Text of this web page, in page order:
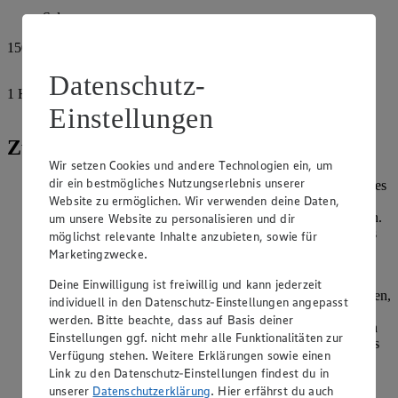
Salz
150
1 Handvoll
Basilikum
Zubereitung
Pastinaken und Knoblauch sehr klein würfeln. Die Hälfte des
Olivenöls in einer großen Pfanne auf mittlerer Hitze
erwärmen. Knoblauch und Pastinaken eine Minute anbraten.
Risotto-Reis zugeben und eine weitere Minute anbraten, bis
das Risotto glasig wird. Mit der Hälfte der Hühnerbrühe
ablöschen.
Das Risotto leise köchelnd binnen ca. 20 Minuten gar kochen,
dabei immer wieder umrühren und nach und nach die
restliche Hühnerbrühe zugeben. In den letzten fünf Minuten
den Rotwein zugeben. Wenn das Risotto im Kern noch Biss
hat und außen weich ist, Parmesan unterheben.
Währenddessen Kräuterseitlinge in Scheiben schneiden.
Datenschutz-
Einstellungen
Wir setzen Cookies und andere Technologien ein, um
dir ein bestmögliches Nutzungserlebnis unserer
Website zu ermöglichen. Wir verwenden deine Daten,
um unsere Website zu personalisieren und dir
möglichst relevante Inhalte anzubieten, sowie für
Marketingzwecke.
Deine Einwilligung ist freiwillig und kann jederzeit
individuell in den Datenschutz-Einstellungen angepasst
werden. Bitte beachte, dass auf Basis deiner
Einstellungen ggf. nicht mehr alle Funktionalitäten zur
Verfügung stehen. Weitere Erklärungen sowie einen
Link zu den Datenschutz-Einstellungen findest du in
unserer Datenschutzerklärung. Hier erfährst du auch